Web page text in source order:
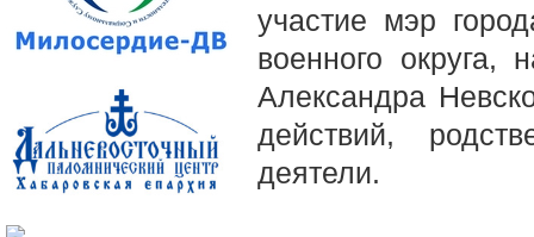
участие мэр
военного округа,
Александра
действий,
деятели.